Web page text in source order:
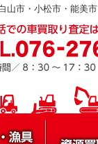
山市・小松市・能美市